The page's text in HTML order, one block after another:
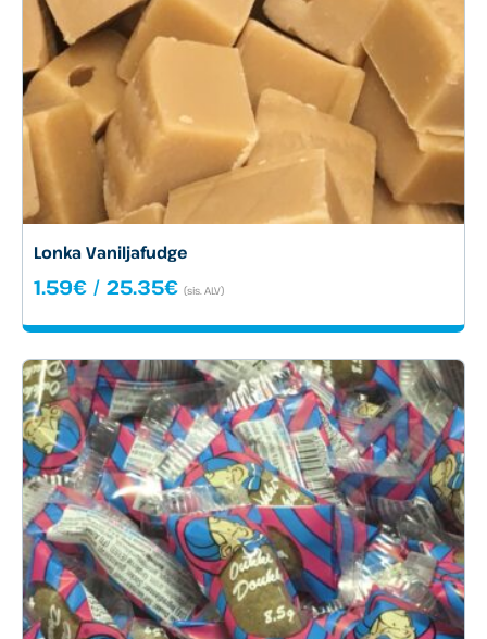
Lonka Vaniljafudge
1.59€ / 25.35€Hintaluokka:
-
(sis. ALV)